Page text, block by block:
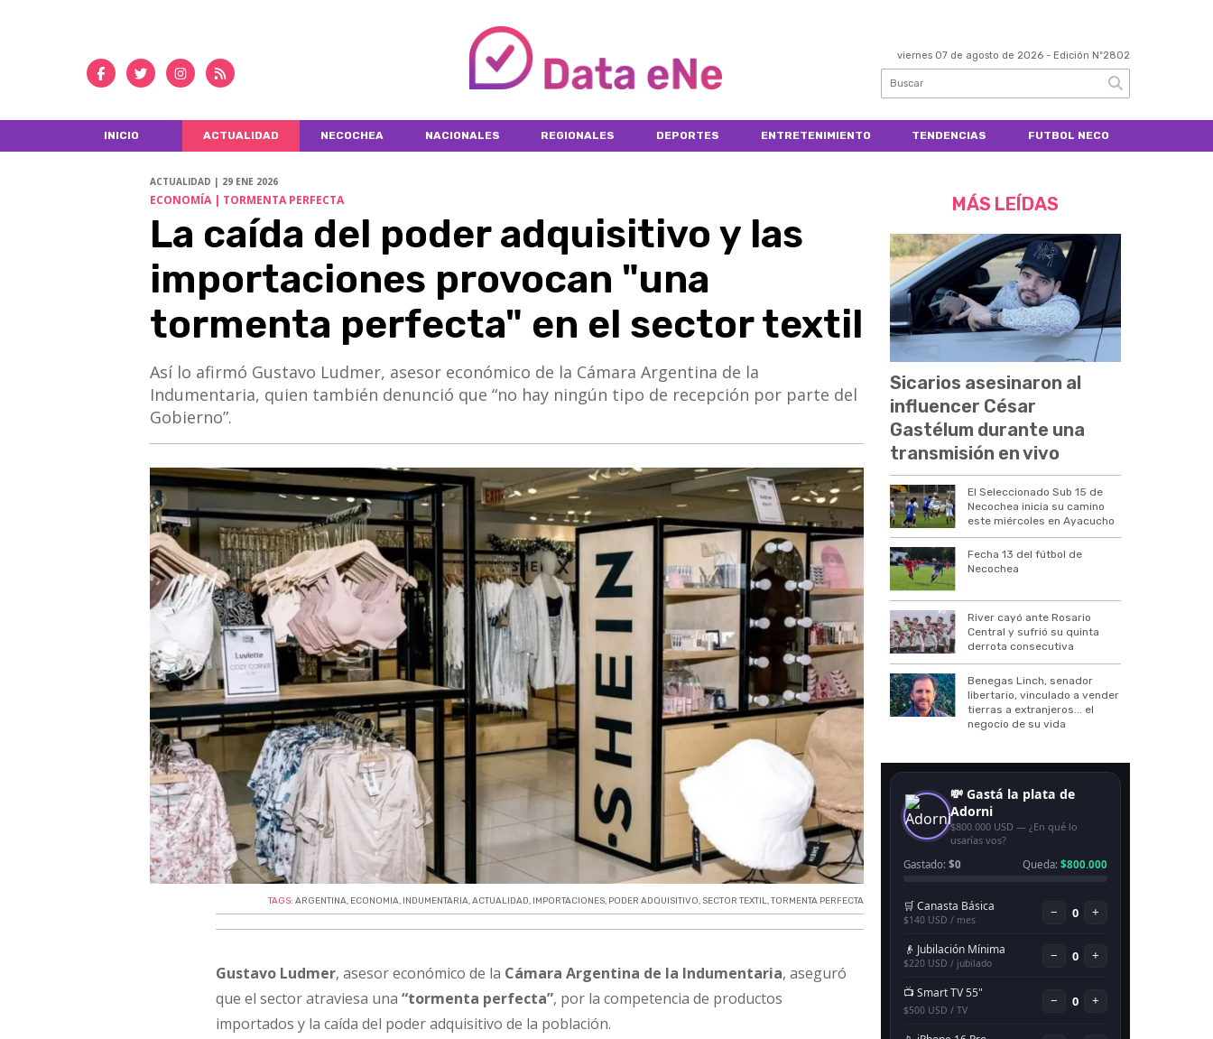
viernes 07 de agosto de 2026 - Edición Nº2802
INICIO ACTUALIDAD NECOCHEA NACIONALES REGIONALES DEPORTES ENTRETENIMIENTO TENDENCIAS FUTBOL NECO
ACTUALIDAD | 29 ENE 2026
ECONOMÍA | TORMENTA PERFECTA
La caída del poder adquisitivo y las
importaciones provocan "una
tormenta perfecta" en el sector textil
Así lo afirmó Gustavo Ludmer, asesor económico de la Cámara Argentina de la
Indumentaria, quien también denunció que “no hay ningún tipo de recepción por parte del
Gobierno”.
TAGS:ARGENTINA, ECONOMIA, INDUMENTARIA,ACTUALIDAD, IMPORTACIONES, PODER ADQUISITIVO, SECTOR TEXTIL,TORMENTA PERFECTA
Gustavo Ludmer, asesor económico de la Cámara Argentina de la Indumentaria, aseguró
que el sector atraviesa una“tormenta perfecta”, por la competencia de productos
importados y la caída del poder adquisitivo de la población.
MÁS LEÍDAS
Sicarios asesinaron al
influencer César
Gastélum durante una
transmisión en vivo
El Seleccionado Sub 15 de
Necochea inicia su camino
este miércoles en Ayacucho
Fecha 13 del fútbol de
Necochea
River cayó ante Rosario
Central y sufrió su quinta
derrota consecutiva
Benegas Linch, senador
libertario, vinculado a vender
tierras a extranjeros... el
negocio de su vida